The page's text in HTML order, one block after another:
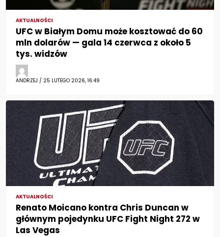
AKTUALNOŚCI
UFC w Białym Domu może kosztować do 60
mln dolarów — gala 14 czerwca z około 5
tys. widzów
ANDRZEJ / 25 LUTEGO 2026, 16:49
AKTUALNOŚCI
Renato Moicano kontra Chris Duncan w
głównym pojedynku UFC Fight Night 272 w
Las Vegas